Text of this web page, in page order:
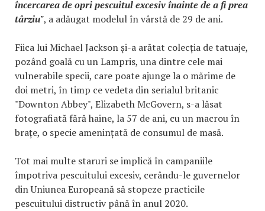
încercarea de opri pescuitul excesiv înainte de a fi prea
târziu", a adăugat modelul în vârstă de 29 de ani.
Fiica lui Michael Jackson și-a arătat colecția de tatuaje,
pozând goală cu un Lampris, una dintre cele mai
vulnerabile specii, care poate ajunge la o mărime de
doi metri, în timp ce vedeta din serialul britanic
"Downton Abbey", Elizabeth McGovern, s-a lăsat
fotografiată fără haine, la 57 de ani, cu un macrou în
brațe, o specie amenințată de consumul de masă.
Tot mai multe staruri se implică în campaniile
împotriva pescuitului excesiv, cerându-le guvernelor
din Uniunea Europeană să stopeze practicile
pescuitului distructiv până în anul 2020.